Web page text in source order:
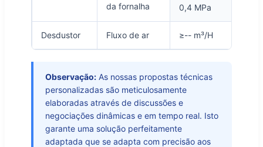
da fornalha
0,4 MPa
Desdustor Fluxo de ar ≥-- m³/H
Observação: As nossas propostas técnicas
personalizadas são meticulosamente
elaboradas através de discussões e
negociações dinâmicas e em tempo real. Isto
garante uma solução perfeitamente
adaptada que se adapta com precisão aos